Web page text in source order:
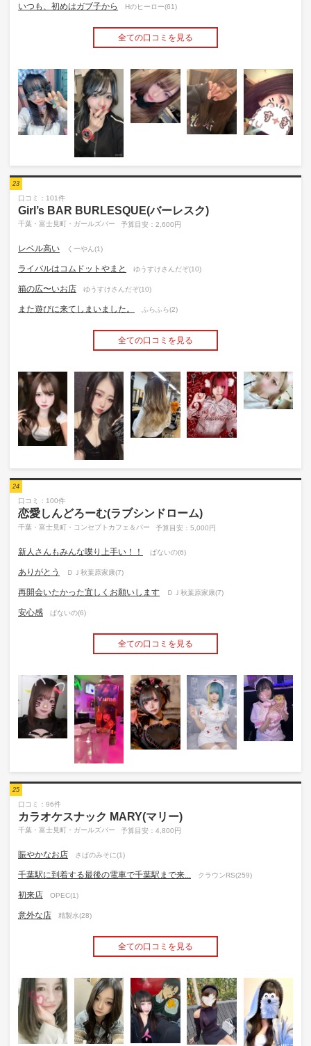
いつも、初めはガブ子から Hのヒーロー(61)
全ての口コミを見る
23
口コミ：101件
Girl’s BAR BURLESQUE(バーレスク)
千葉・富士見町・ガールズバー 予算目安：2,600円
レベル高い くーやん(1)
ライバルはコムドットやまと ゆうすけさんだぞ(10)
箱の広〜いお店 ゆうすけさんだぞ(10)
また遊びに来てしまいました。 ふらふら(2)
全ての口コミを見る
24
口コミ：100件
恋愛しんどろーむ(ラブシンドローム)
千葉・富士見町・コンセプトカフェ＆バー 予算目安：5,000円
新人さんもみんな喋り上手い！！ ぱないの(6)
ありがとう ＤＪ秋葉原家康(7)
再開会いたかった宜しくお願いします ＤＪ秋葉原家康(7)
安心感 ぱないの(6)
全ての口コミを見る
25
口コミ：96件
カラオケスナック MARY(マリー)
千葉・富士見町・ガールズバー 予算目安：4,800円
賑やかなお店 さばのみそに(1)
千葉駅に到着する最後の電車で千葉駅まで来... クラウンRS(259)
初来店 OPEC(1)
意外な店 精製水(28)
全ての口コミを見る